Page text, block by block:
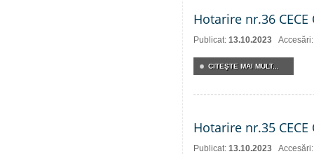
Hotarire nr.36
Publicat: 13.10.2023
CITEŞTE MAI MULT...
Hotarire nr.35
Publicat: 13.10.2023